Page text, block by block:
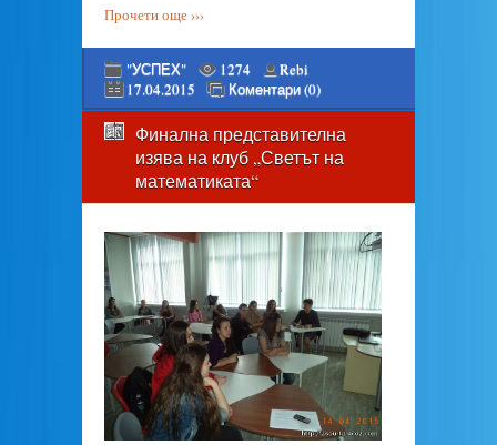
Прочети още ›››
"УСПЕХ" 1274
Rebi
17.04.2015
Коментари (0)
Финална представителна
изява на клуб „Светът на
математиката“